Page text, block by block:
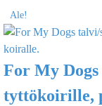
Ale!
For My
tyttökoirille,